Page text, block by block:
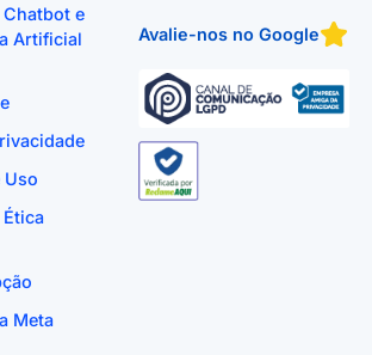
e
Artificial
Uso
Meta
Avalie-nos no Google